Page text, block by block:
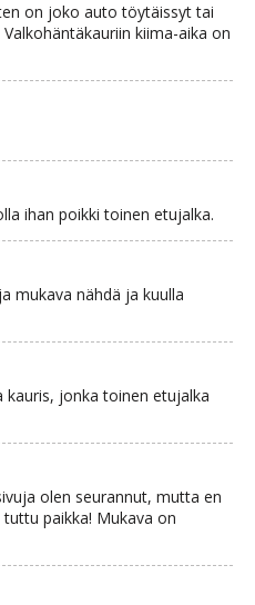
on joko auto töytäissyt tai
kiima-aika on
ihan poikki toinen etujalka.
mukava nähdä ja kuulla
kauris, jonka toinen etujalka
olen seurannut, mutta en
paikka! Mukava on